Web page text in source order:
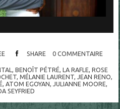
SHARE 0 COMMENTAIRE
, BENOÎT PÉTRÉ, LA RAFLE, ROSE
, MÉLANIE LAURENT, JEAN RENO,
,ATOM EGOYAN,JULIANNE MOORE,
SEYFRIED